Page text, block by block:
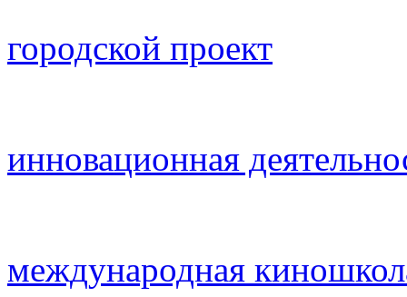
городской проект
инновационная
международная